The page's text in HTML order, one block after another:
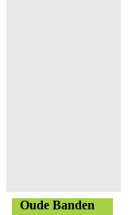
Oude Banden